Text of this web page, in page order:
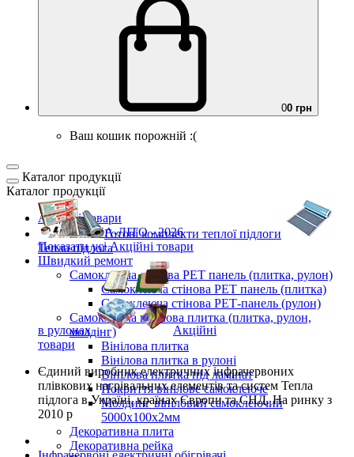
00 грн
Ваш кошик порожній :(
Каталог продукції
Каталог продукції
Акційні товари
ВЕСНА-ЛІТО - 2026
Показати усі Акційні товари
Швидкий ремонт
Самоклеюча стінова PET панель (плитка, рулон)
Самоклеюча стінова PET панель (плитка)
Самоклеюча стінова РЕТ-панель (рулон)
Самоклеюча вінілова плитка (плитка, рулон,
молдінг)
Вінілова плитка
Вінілова плитка в рулоні
Вінілова плитка під ламінат
Покриття вінілове самоклеюче
Молдинг вініловий самоклеючий
5000х100х2мм
Декоративна плита
Декоративна рейка
Готові комплекти теплої підлоги
Тепла підлога
в рулонах
Акційні
товари
Єдиний виробникелектричних інфрачервоних
плівкових нагрівальних елементів та систем Тепла
підлога в Україні, країнах Європи та СНД.На ринку з
2010 р